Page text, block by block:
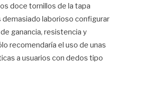
doce tornillos de la tapa
demasiado laborioso configurar
ganancia, resistencia y
recomendaría el uso de unas
a usuarios con dedos tipo